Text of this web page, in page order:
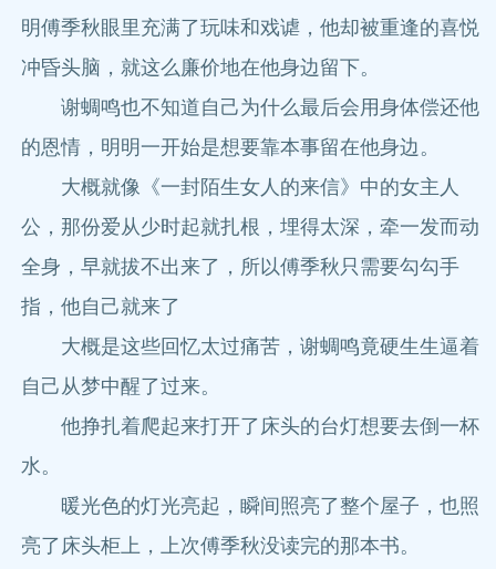
明傅季秋眼里充满了玩味和戏谑，他却被重逢的喜悦
冲昏头脑，就这么廉价地在他身边留下。
谢蜩鸣也不知道自己为什么最后会用身体偿还他
的恩情，明明一开始是想要靠本事留在他身边。
大概就像《一封陌生女人的来信》中的女主人
公，那份爱从少时起就扎根，埋得太深，牵一发而动
全身，早就拔不出来了，所以傅季秋只需要勾勾手
指，他自己就来了
大概是这些回忆太过痛苦，谢蜩鸣竟硬生生逼着
自己从梦中醒了过来。
他挣扎着爬起来打开了床头的台灯想要去倒一杯
水。
暖光色的灯光亮起，瞬间照亮了整个屋子，也照
亮了床头柜上，上次傅季秋没读完的那本书。